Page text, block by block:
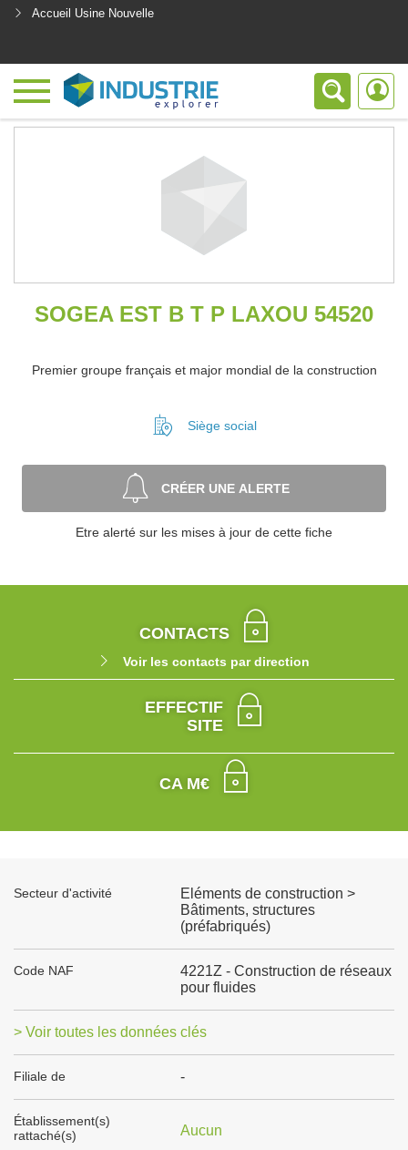
Accueil Usine Nouvelle
SOGEA EST B T P LAXOU 54520
Premier groupe français et major mondial de la construction
Siège social
CRÉER UNE ALERTE
Etre alerté sur les mises à jour de cette fiche
CONTACTS
Voir les contacts par direction
EFFECTIF
SITE
CA M€
Secteur d'activité
Eléments de construction >
Bâtiments, structures
(préfabriqués)
Code NAF
4221Z - Construction de réseaux
pour fluides
> Voir toutes les données clés
Filiale de -
Établissement(s)
rattaché(s)
Aucun